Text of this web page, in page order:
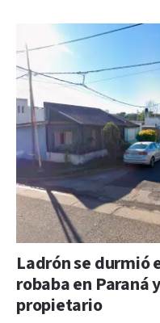
Ladrón se durmió
robaba en Paraná
propietario